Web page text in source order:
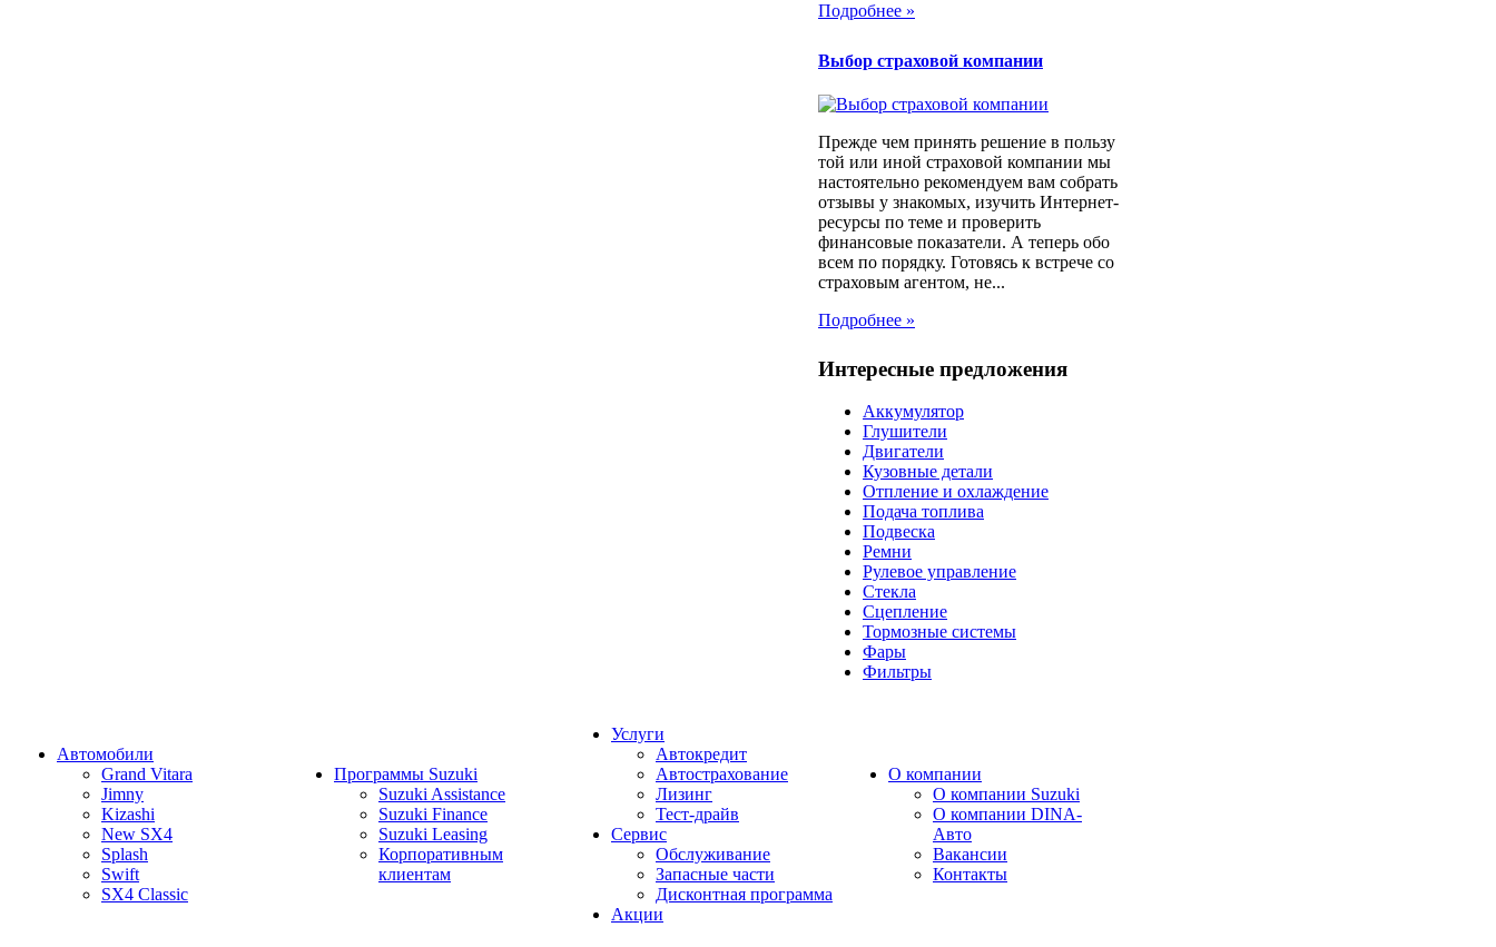
Подробнее »
Выбор страховой компании
Прежде чем принять решение в пользу
той или иной страховой компании мы
настоятельно рекомендуем вам собрать
отзывы у знакомых, изучить Интернет-
ресурсы по теме и проверить
финансовые показатели. А теперь обо
всем по порядку. Готовясь к встрече со
страховым агентом, не...
Подробнее »
Интересные предложения
Аккумулятор
Глушители
Двигатели
Кузовные детали
Отпление и охлаждение
Подача топлива
Подвеска
Ремни
Рулевое управление
Стекла
Сцепление
Тормозные системы
Фары
Фильтры
Автомобили
Grand Vitara
Jimny
Kizashi
New SX4
Splash
Swift
SX4 Classic
Программы Suzuki
Suzuki Assistance
Suzuki Finance
Suzuki Leasing
Корпоративным
клиентам
Услуги
Автокредит
Автострахование
Лизинг
Тест-драйв
Сервис
Обслуживание
Запасные части
Дисконтная программа
Акции
О компании
О компании Suzuki
О компании DINA-
Авто
Вакансии
Контакты